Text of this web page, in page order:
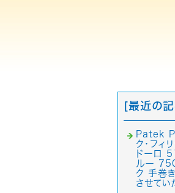
[最近の
Patek
ク・フィ
ドーロ
ルー
ク 手巻
させてい